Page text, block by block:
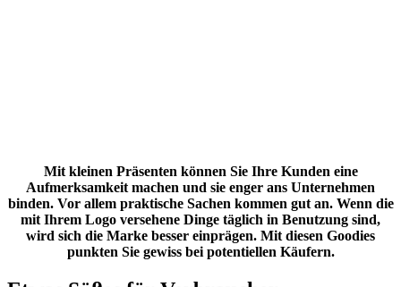
Mit kleinen Präsenten können Sie Ihre Kunden eine
Aufmerksamkeit machen und sie enger ans Unternehmen
binden. Vor allem praktische Sachen kommen gut an. Wenn die
mit Ihrem Logo versehene Dinge täglich in Benutzung sind,
wird sich die Marke besser einprägen. Mit diesen Goodies
punkten Sie gewiss bei potentiellen Käufern.